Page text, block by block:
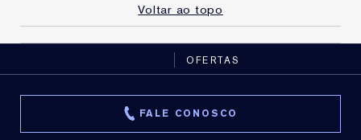
Voltar ao topo
OFERTAS
FALE CONOSCO